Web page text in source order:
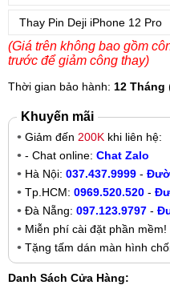
Thay Pin Deji iPhone 12 Pro
(Giá trên không bao gồm
trước để giảm công thay)
Thời gian bảo hành: 12 Tháng
Khuyến mãi
Giảm đến 200K khi liên hệ:
- Chat online: Chat Zalo
Hà Nội: 037.437.9999 -
Tp.HCM: 0969.520.520 -
Đà Nẵng: 097.123.9797 -
Miễn phí cài đặt phần mềm!
Tặng tấm dán màn hình
Danh Sách Cửa Hàng: